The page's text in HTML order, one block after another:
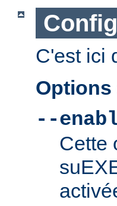
C'est ici
Options
--
Cette